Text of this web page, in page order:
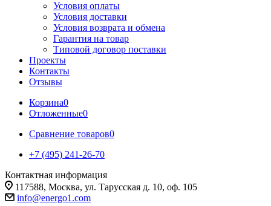
Условия оплаты
Условия доставки
Условия возврата и обмена
Гарантия на товар
Типовой договор поставки
Проекты
Контакты
Отзывы
Корзина0
Отложенные0
Сравнение товаров0
+7 (495) 241-26-70
Контактная информация
117588, Москва, ул. Тарусская д. 10, оф. 105
info@energo1.com